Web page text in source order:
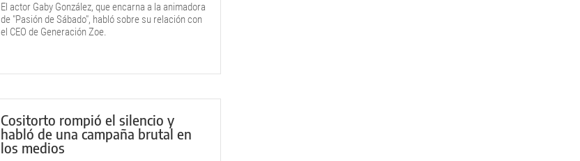
El actor Gaby González, que encarna a la animadora
de "Pasión de Sábado", habló sobre su relación con
el CEO de Generación Zoe.
Cositorto rompió el silencio y
habló de una campaña brutal en
los medios